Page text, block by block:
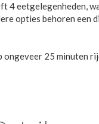
4 eetgelegenheden,
opties behoren een
ongeveer 25 minuten